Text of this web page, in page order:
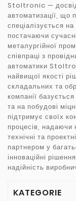
Stoltronic —
автоматизації, що
спеціалізується
постачаючи
металургійної
співпраці з
автоматики
найвищої якості
складальних та
компанії
та на побудові
підтримує своїх
процесів, надаючи
технічні та
партнером у
інноваційні
надійність
KATEGORIE